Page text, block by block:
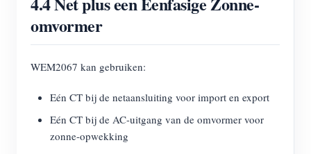
omvormer
WEM2067 kan gebruiken:
Eén CT bij de netaansluiting voor import en export
Eén CT bij de AC-uitgang van de omvormer voor
zonne-opwekking